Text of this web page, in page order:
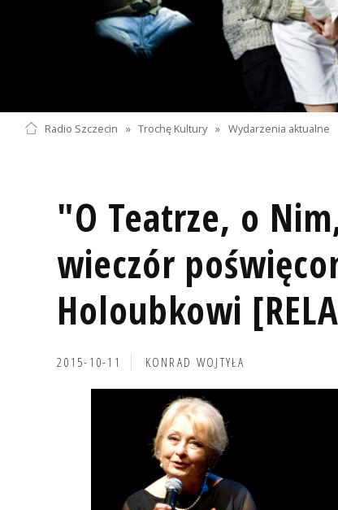
Radio Szczecin » Trochę Kultury » Wydarzenia aktualne
"O Teatrze, o
wieczór
Holoubkowi
2015-10-11 KONRAD WOJTYŁA